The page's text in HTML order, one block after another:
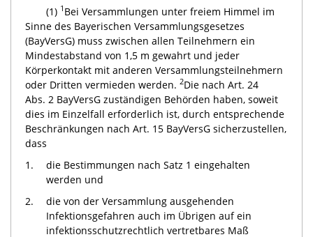
(1) 1 Bei Versammlungen unter freiem Himmel im
Sinne des Bayerischen Versammlungsgesetzes
(BayVersG) muss zwischen allen Teilnehmern ein
Mindestabstand von 1,5 m gewahrt und jeder
Körperkontakt mit anderen Versammlungsteilnehmern
oder Dritten vermieden werden. 2Die nach Art. 24
Abs. 2 BayVersG zuständigen Behörden haben, soweit
dies im Einzelfall erforderlich ist, durch entsprechende
Beschränkungen nach Art. 15 BayVersG sicherzustellen,
dass
1.
die Bestimmungen nach Satz 1 eingehalten
werden und
2.
die von der Versammlung ausgehenden
Infektionsgefahren auch im Übrigen auf ein
infektionsschutzrechtlich vertretbares Maß